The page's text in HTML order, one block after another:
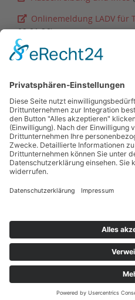
Onlinemeldung LADV für
02.01.26)
Ergebnisse
Zurück zur Terminübersicht
Kontakt Impressum